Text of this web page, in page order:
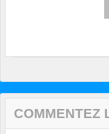
COMMENTEZ